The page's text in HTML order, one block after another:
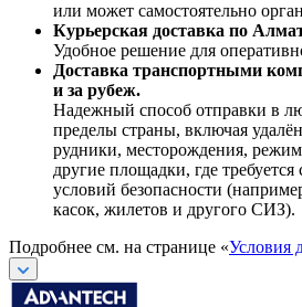
или может самостоятельно
Курьерская доставка по
Удобное решение для
Доставка транспортными
и за рубеж.
Надежный способ отправки в
пределы страны, включая
рудники, месторождения,
другие площадки, где
условий безопасности
касок, жилетов и другого СИЗ).
Подробнее см. на странице «Условия